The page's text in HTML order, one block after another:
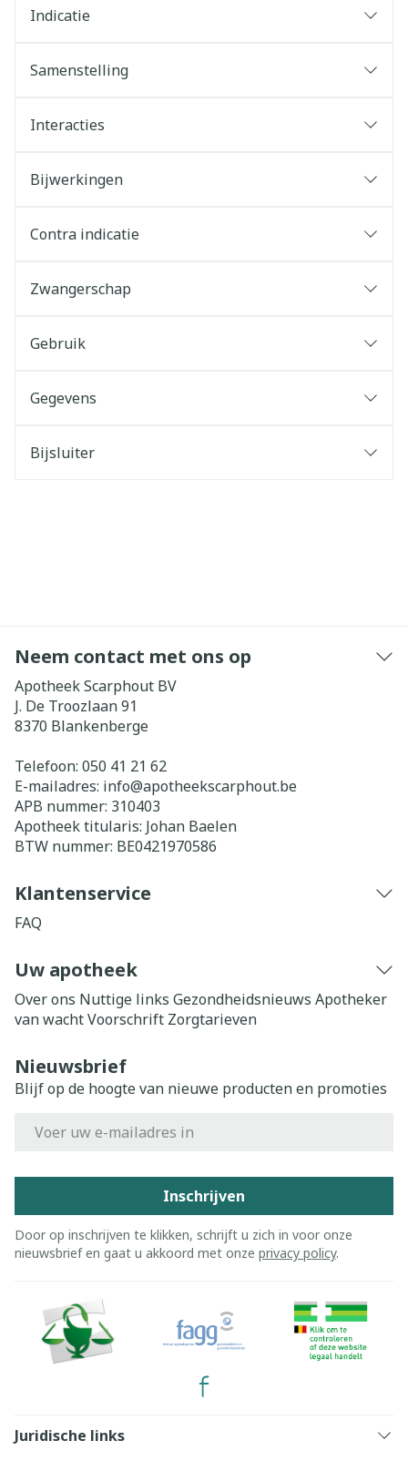
Indicatie
Samenstelling
Interacties
Bijwerkingen
Contra indicatie
Zwangerschap
Gebruik
Gegevens
Bijsluiter
Neem contact met ons op
Apotheek Scarphout BV
J. De Troozlaan 91
8370 Blankenberge
Telefoon: 050 41 21 62
E-mailadres: info@apotheekscarphout.be
APB nummer: 310403
Apotheek titularis: Johan Baelen
BTW nummer: BE0421970586
Klantenservice
FAQ
Uw apotheek
Over ons Nuttige links Gezondheidsnieuws Apotheker
van wachtVoorschrift Zorgtarieven
Nieuwsbrief
Blijf op de hoogte van nieuwe producten en promoties
Inschrijven
Door op inschrijven te klikken, schrijft u zich in voor onze
nieuwsbrief en gaat u akkoord met onze privacy policy.
Juridische links